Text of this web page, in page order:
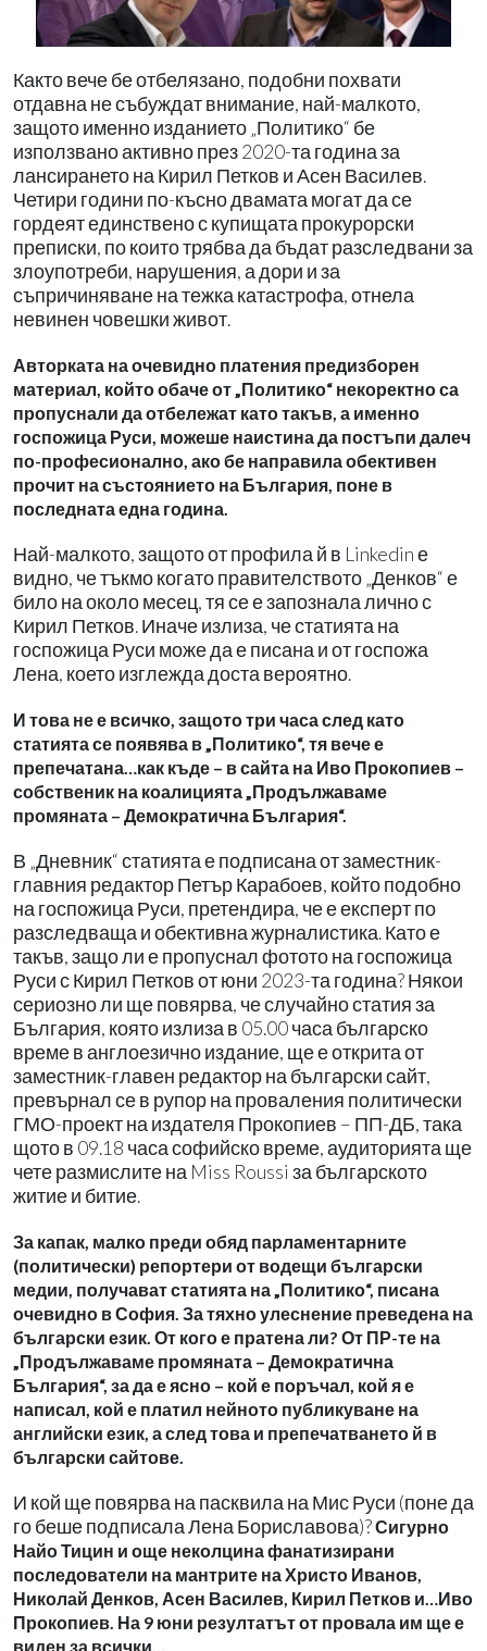
Както вече бе отбелязано, подобни похвати
отдавна не събуждат внимание, най-малкото,
защото именно изданието „Политико“ бе
използвано активно през 2020-та година за
лансирането на Кирил Петков и Асен Василев.
Четири години по-късно двамата могат да се
гордеят единствено с купищата прокурорски
преписки, по които трябва да бъдат разследвани за
злоупотреби, нарушения, а дори и за
съпричиняване на тежка катастрофа, отнела
невинен човешки живот.
Авторката на очевидно платения предизборен
материал, който обаче от „Политико“ некоректно са
пропуснали да отбележат като такъв, а именно
госпожица Руси, можеше наистина да постъпи далеч
по-професионално, ако бе направила обективен
прочит на състоянието на България, поне в
последната една година.
Най-малкото, защото от профила й в Linkedin е
видно, че тъкмо когато правителството „Денков“ е
било на около месец, тя се е запознала лично с
Кирил Петков. Иначе излиза, че статията на
госпожица Руси може да е писана и от госпожа
Лена, което изглежда доста вероятно.
И това не е всичко, защото три часа след като
статията се появява в „Политико“, тя вече е
препечатана…как къде – в сайта на Иво Прокопиев –
собственик на коалицията „Продължаваме
промяната – Демократична България“.
В „Дневник“ статията е подписана от заместник-
главния редактор Петър Карабоев, който подобно
на госпожица Руси, претендира, че е експерт по
разследваща и обективна журналистика. Като е
такъв, защо ли е пропуснал фотото на госпожица
Руси с Кирил Петков от юни 2023-та година? Някои
сериозно ли ще повярва, че случайно статия за
България, която излиза в 05.00 часа българско
време в англоезично издание, ще е открита от
заместник-главен редактор на български сайт,
превърнал се в рупор на проваления политически
ГМО-проект на издателя Прокопиев – ПП-ДБ, така
щото в 09.18 часа софийско време, аудиторията ще
чете размислите на Miss Roussi за българското
житие и битие.
За капак, малко преди обяд парламентарните
(политически) репортери от водещи български
медии, получават статията на „Политико“, писана
очевидно в София. За тяхно улеснение преведена на
български език. От кого е пратена ли? От ПР-те на
„Продължаваме промяната – Демократична
България“, за да е ясно – кой е поръчал, кой я е
написал, кой е платил нейното публикуване на
английски език, а след това и препечатването й в
български сайтове.
И кой ще повярва на пасквила на Мис Руси (поне да
го беше подписала Лена Бориславова)?Сигурно
Найо Тицин и още неколцина фанатизирани
последователи на мантрите на Христо Иванов,
Николай Денков, Асен Василев, Кирил Петков и…Иво
Прокопиев. На 9 юни резултатът от провала им ще е
виден за всички…